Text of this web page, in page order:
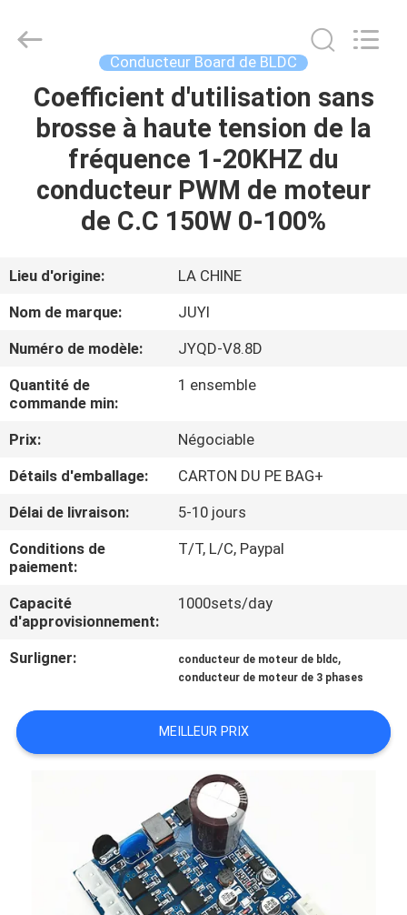
APERÇU
PRODUITS
VIDÉOS
A
PROPOS
NOUS
D'USINE
CONTRÔLE
DE
LA
QUALITÉ
CONTACT
NOUVELLES
DEMANDE
Motor
Technology
Reserved.
Conducteur Board de BLDC
Coefficient d'utilisation sans
brosse à haute tension de la
fréquence 1-20KHZ du
conducteur PWM de moteur
de C.C 150W 0-100%
Lieu d'origine:
LA CHINE
Nom de marque:
JUYI
Numéro de modèle:
JYQD-V8.8D
Quantité de
commande min:
1 ensemble
Prix:
Négociable
Détails d'emballage:
CARTON DU PE BAG+
Délai de livraison:
5-10 jours
Conditions de
paiement:
T/T, L/C, Paypal
Capacité
d'approvisionnement:
1000sets/day
Surligner: conducteur de moteur de bldc,
conducteur de moteur de 3 phases
MEILLEUR PRIX